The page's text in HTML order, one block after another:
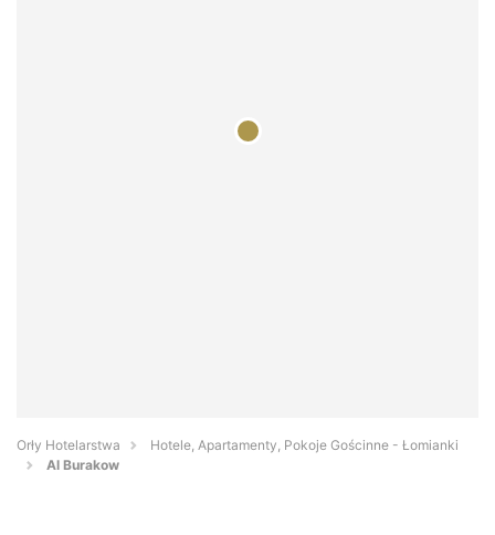
Orły Hotelarstwa
Hotele, Apartamenty, Pokoje Gościnne - Łomianki
Al Burakow